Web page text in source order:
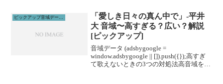
ルに通うこと...
ピックアップ音域データ解説
「愛しき日々の真ん中で」-平井
大 音域〜高すぎる？広い？解説
[ピックアップ]
音域データ (adsbygoogle =
window.adsbygoogle || []).push({});高すぎ
て歌えないときの3つの対処法高音域を広